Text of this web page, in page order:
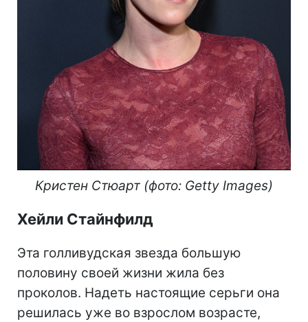
Кристен Стюарт (фото: Getty Images)
Хейли Стайнфилд
Эта голливудская звезда большую
половину своей жизни жила без
проколов. Надеть настоящие серьги она
решилась уже во взрослом возрасте,